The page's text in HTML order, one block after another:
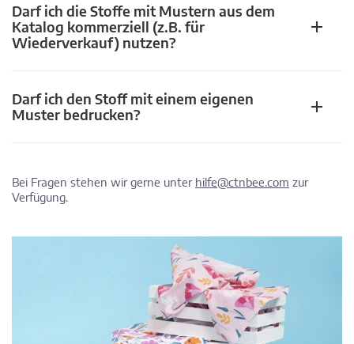
Darf ich die Stoffe mit Mustern aus dem
Katalog kommerziell (z.B. für
Wiederverkauf) nutzen?
Darf ich den Stoff mit einem eigenen
Muster bedrucken?
Bei Fragen stehen wir gerne unter hilfe@ctnbee.com zur
Verfügung.